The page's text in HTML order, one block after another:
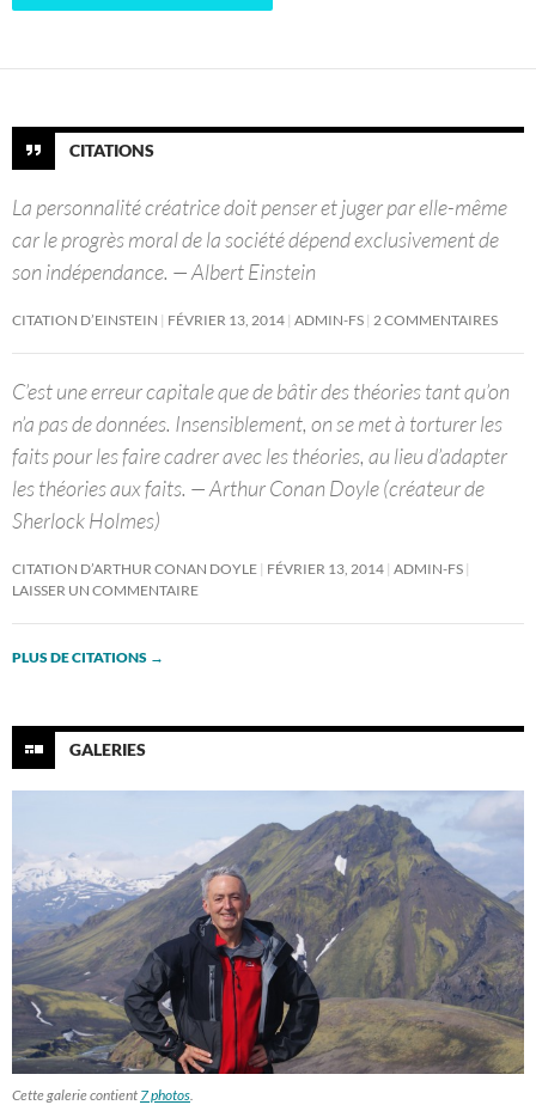
CITATIONS
La personnalité créatrice doit penser et juger par elle-même
car le progrès moral de la société dépend exclusivement de
son indépendance. — Albert Einstein
CITATION D’EINSTEIN FÉVRIER 13, 2014 ADMIN-FS 2 COMMENTAIRES
C’est une erreur capitale que de bâtir des théories tant qu’on
n’a pas de données. Insensiblement, on se met à torturer les
faits pour les faire cadrer avec les théories, au lieu d’adapter
les théories aux faits. — Arthur Conan Doyle (créateur de
Sherlock Holmes)
CITATION D’ARTHUR CONAN DOYLE FÉVRIER 13, 2014 ADMIN-FS
LAISSER UN COMMENTAIRE
PLUS DE CITATIONS →
GALERIES
Cette galerie contient 7 photos